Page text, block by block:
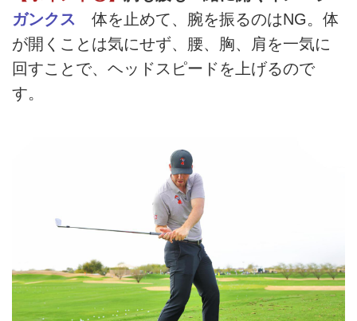
ガンクス 体を止めて、腕を振るのはNG。体
が開くことは気にせず、腰、胸、肩を一気に
回すことで、ヘッドスピードを上げるので
す。